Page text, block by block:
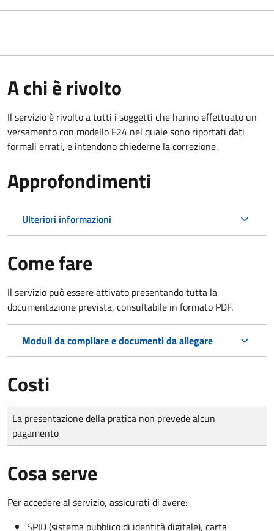
A chi è rivolto
Il servizio è rivolto a tutti i soggetti che hanno effettuato un
versamento con modello F24 nel quale sono riportati dati
formali errati, e intendono chiederne la correzione.
Approfondimenti
Ulteriori informazioni
Come fare
Il servizio può essere attivato presentando tutta la
documentazione prevista, consultabile in formato PDF.
Moduli da compilare e documenti da allegare
Costi
Tipo di pagamento
Importo
La presentazione della pratica non prevede alcun
pagamento
Cosa serve
Per accedere al servizio, assicurati di avere:
SPID (sistema pubblico di identità digitale), carta